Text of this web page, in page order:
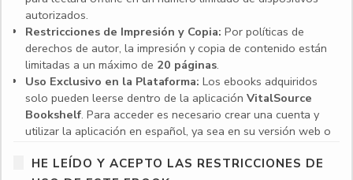
autorizados.
Restricciones de Impresión y Copia: Por políticas de
derechos de autor, la impresión y copia de contenido están
limitadas a un máximo de 20 páginas.
Uso Exclusivo en la Plataforma: Los ebooks adquiridos
solo pueden leerse dentro de la aplicación VitalSource
Bookshelf. Para acceder es necesario crear una cuenta y
utilizar la aplicación en español, ya sea en su versión web o
Compatibilidad de dispositivos:VitalSource Bookshelf es
HE LEÍDO Y ACEPTO LAS RESTRICCIONES DE